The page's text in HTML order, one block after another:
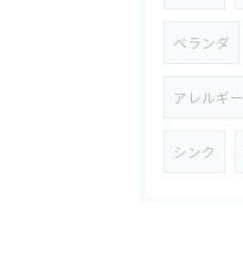
ベランダ
アレルギー
シンク